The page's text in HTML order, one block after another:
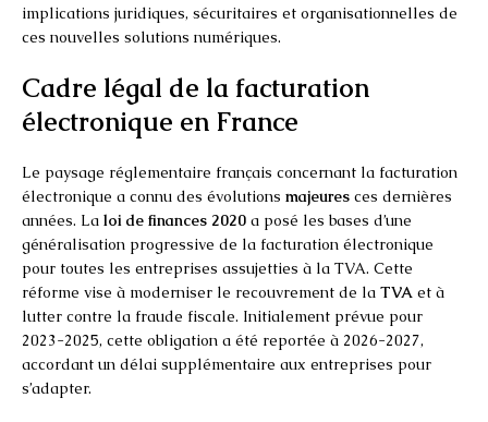
implications juridiques, sécuritaires et organisationnelles de
ces nouvelles solutions numériques.
Cadre légal de la facturation
électronique en France
Le paysage réglementaire français concernant la facturation
électronique a connu des évolutions majeures ces dernières
années. La loi de finances 2020 a posé les bases d’une
généralisation progressive de la facturation électronique
pour toutes les entreprises assujetties à la TVA. Cette
réforme vise à moderniser le recouvrement de la TVA et à
lutter contre la fraude fiscale. Initialement prévue pour
2023-2025, cette obligation a été reportée à 2026-2027,
accordant un délai supplémentaire aux entreprises pour
s’adapter.